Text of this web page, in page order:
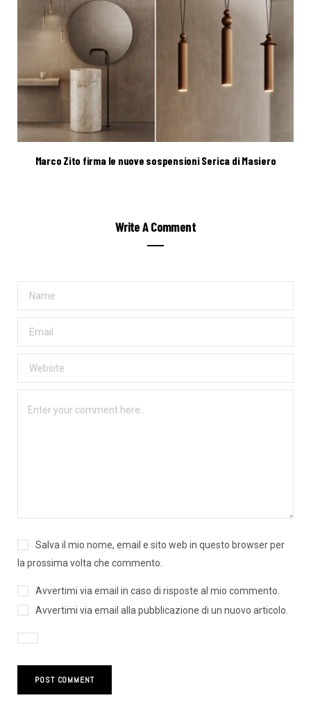
Marco Zito firma le nuove sospensioni Serica di Masiero
Write A Comment
Salva il mio nome, email e sito web in questo browser per
la prossima volta che commento.
Avvertimi via email in caso di risposte al mio commento.
Avvertimi via email alla pubblicazione di un nuovo articolo.